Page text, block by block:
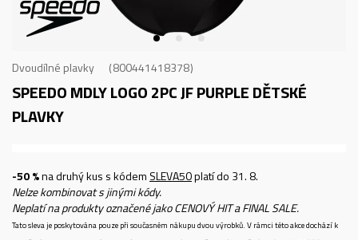
Dvoudílné plavky 800441418378
SPEEDO MDLY LOGO 2PC JF PURPLEDĚTSKÉ
PLAVKY
-50 %na druhý kus s kódem SLEVA50platí do 31. 8.
Nelze kombinovat s jinými kódy.
Neplatí na produkty označené jako CENOVÝ HIT a FINAL SALE.
Tato sleva je poskytována pouze při současném nákupu dvou výrobků. V rámci této akce dochází k